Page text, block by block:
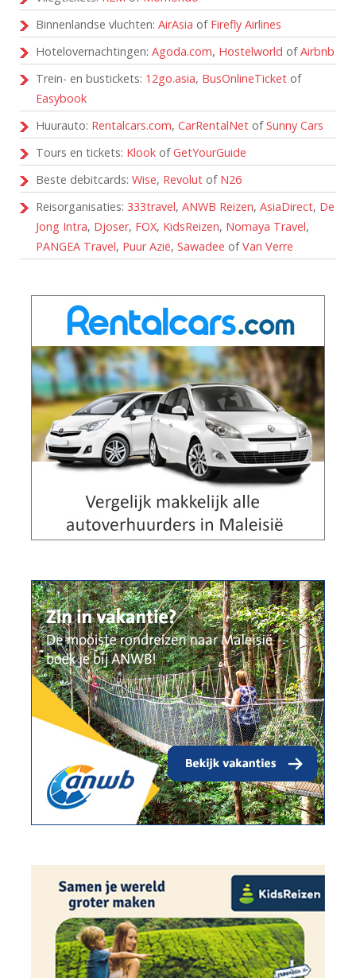
Binnenlandse vluchten: AirAsia of Firefly Airlines
Hotelovernachtingen: Agoda.com, Hostelworld ofAirbnb
Trein- en bustickets: 12go.asia, BusOnlineTicket of
Easybook
Huurauto: Rentalcars.com, CarRentalNet ofSunny Cars
Tours en tickets: Klook ofGetYourGuide
Beste debitcards: Wise, Revolut of N26
Reisorganisaties: 333travel, ANWB Reizen, AsiaDirect, De
Jong Intra, Djoser, FOX, KidsReizen, Nomaya Travel,
PANGEA Travel, Puur Azië, Sawadee ofVan Verre